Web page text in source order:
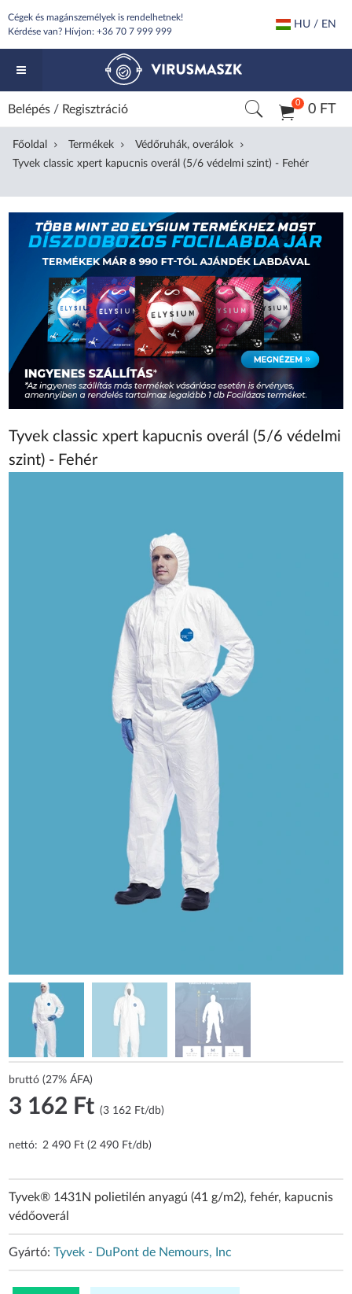
Cégek és magánszemélyek is rendelhetnek!
Kérdése van? Hívjon: +36 70 7 999 999
HU / EN
0 0 FT
Belépés / Regisztráció
Főoldal Termékek
Védőruhák, overálok
Tyvek classic xpert kapucnis overál (5/6 védelmi szint) - Fehér
Tyvek classic xpert kapucnis overál (5/6 védelmi
szint) - Fehér
bruttó (27% ÁFA)
3 162 Ft(3 162 Ft/db)
nettó: 2 490 Ft (2 490 Ft/db)
Tyvek® 1431N polietilén anyagú (41 g/m2), fehér, kapucnis
védőoverál
Gyártó:Tyvek - DuPont de Nemours, Inc